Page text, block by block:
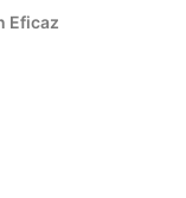
Eficaz